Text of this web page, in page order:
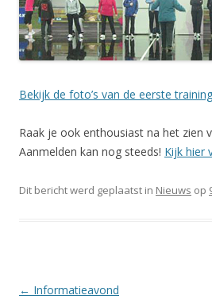
Bekijk de foto’s van de eerste
Raak je ook enthousiast na het zien
Aanmelden kan nog steeds! Kijk hier
Dit bericht werd geplaatst in Nieuws op
Berichtnavigatie
← Informatieavond